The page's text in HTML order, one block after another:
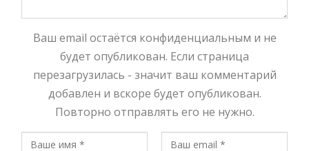
Ваш email остаётся конфиденциальным и не
будет опубликован. Если страница
перезагрузилась - значит ваш комментарий
добавлен и вскоре будет опубликован.
Повторно отправлять его не нужно.